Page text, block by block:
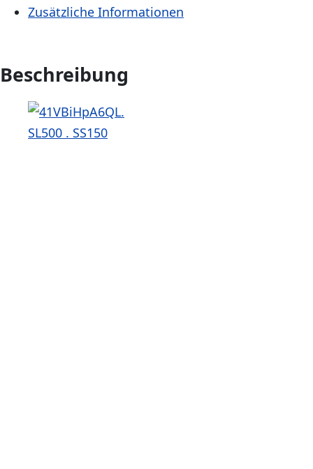
Zusätzliche Informationen
Beschreibung